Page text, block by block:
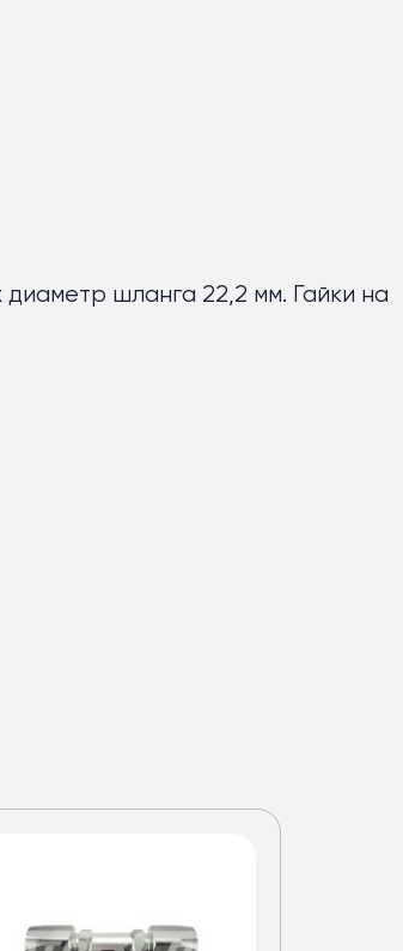
шланга 22,2 мм. Гайки на